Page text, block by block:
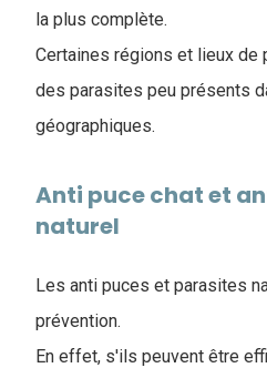
la plus complète.
Certaines régions et lieux de
des parasites peu présents
géographiques.
Anti puce chat et
naturel
Les anti puces et parasites
prévention.
En effet, s'ils peuvent être